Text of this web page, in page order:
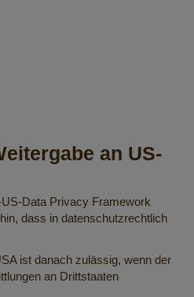
an US-
Data Privacy Framework
dass in datenschutzrechtlich
ist danach zulässig, wenn der
an Drittstaaten